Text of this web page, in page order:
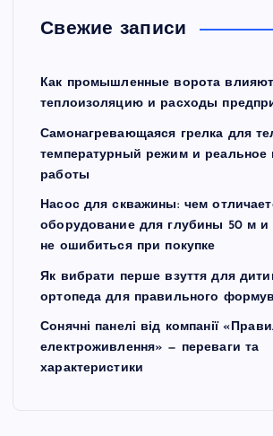
Свежие записи
Как промышленные ворота
теплоизоляцию и расходы
Самонагревающаяся грелка для
температурный режим и реальное
работы
Насос для скважины: чем
оборудование для глубины 50 м и
не ошибиться при покупке
Як вибрати перше взуття для
ортопеда для правильного
Сонячні панелі від компанії
електроживлення» — переваги та
характеристики